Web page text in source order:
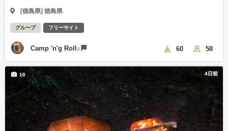
[徳島県] 徳島県
グループ フリーサイト
Camp 'n'g Roll♪🏁 60 58
4日前
10